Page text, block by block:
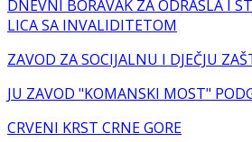
DNEVNI BORAVAK ZA ODRASLA I
LICA SA INVALIDITETOM
ZAVOD ZA SOCIJALNU I DJEČJU
JU ZAVOD "KOMANSKI MOST"
CRVENI KRST CRNE GORE